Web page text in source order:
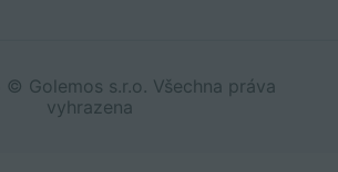
Golemos s.r.o. Všechna práva
vyhrazena